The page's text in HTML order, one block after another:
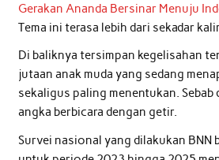
Gerakan Ananda Bersinar Menuju
Tema ini terasa lebih dari sekadar
Di baliknya tersimpan kegelisahan
jutaan anak muda yang sedang
sekaligus paling menentukan. Sebab
angka berbicara dengan getir.
Survei nasional yang dilakukan BNN